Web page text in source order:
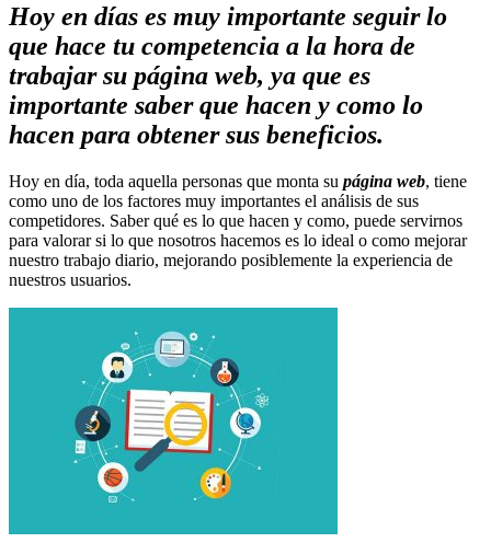
Hoy en días es muy importante seguir lo
que hace tu competencia a la hora de
trabajar su página web, ya que es
importante saber que hacen y como lo
hacen para obtener sus beneficios.
Hoy en día, toda aquella personas que monta su página web, tiene
como uno de los factores muy importantes el análisis de sus
competidores. Saber qué es lo que hacen y como, puede servirnos
para valorar si lo que nosotros hacemos es lo ideal o como mejorar
nuestro trabajo diario, mejorando posiblemente la experiencia de
nuestros usuarios.